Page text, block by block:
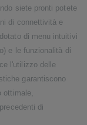
siete pronti potete
di connettività e
di menu intuitivi
e le funzionalità di
l'utilizzo delle
garantiscono
ottimale,
di